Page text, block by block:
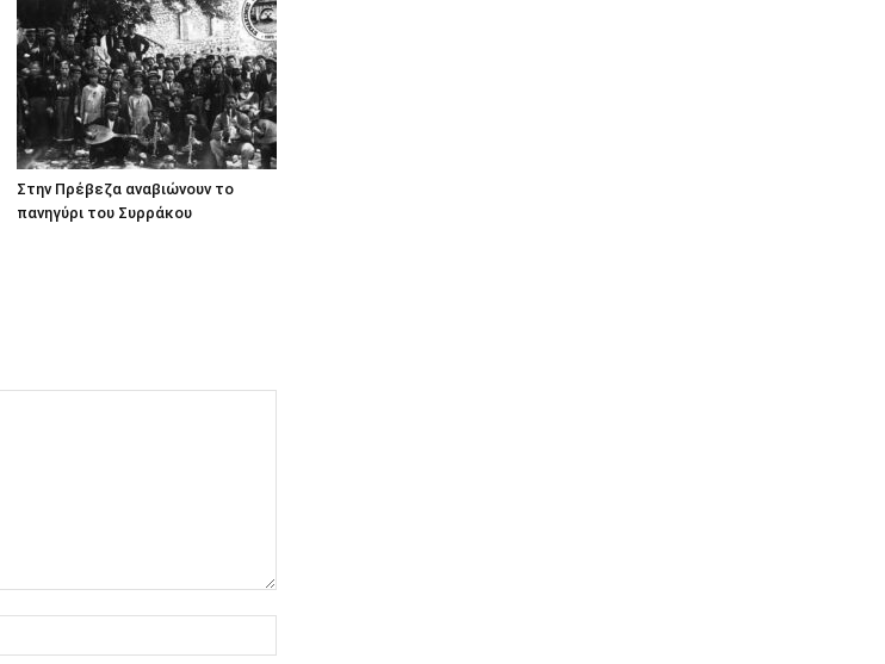
Στην Πρέβεζα αναβιώνουν το
πανηγύρι του Συρράκου